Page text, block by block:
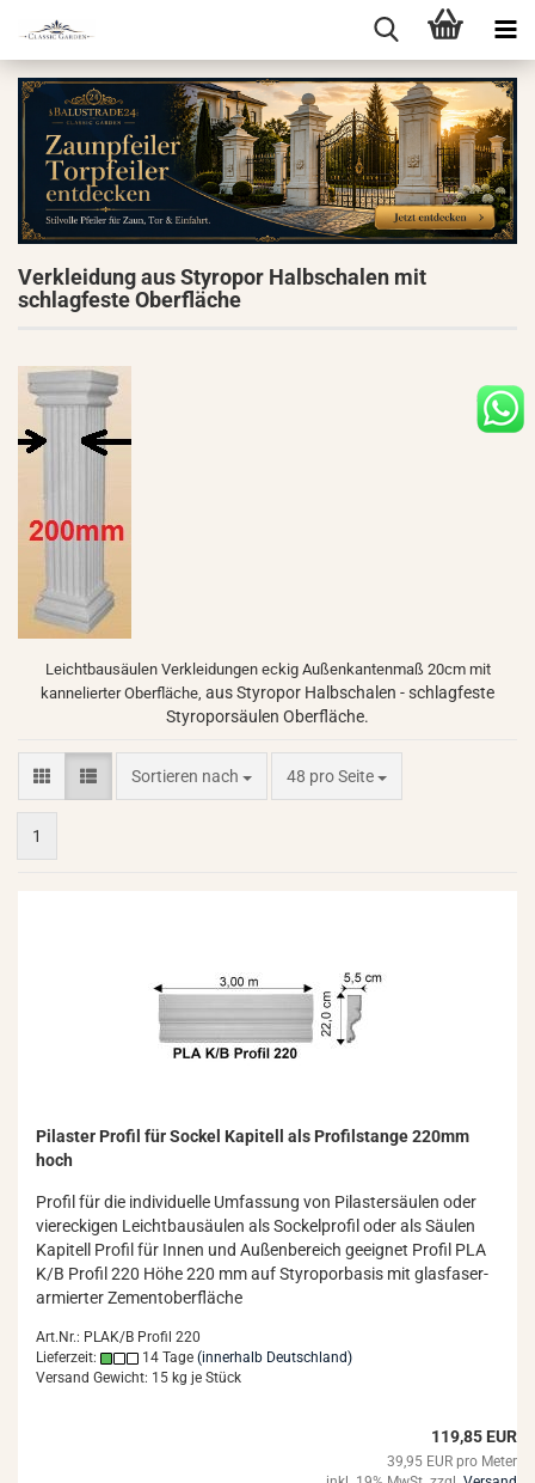
Verkleidung aus Styropor Halbschalen mit
schlagfeste Oberfläche
Leichtbausäulen Verkleidungen eckig Außenkantenmaß 20cm mit
kannelierter Oberfläche, aus Styropor Halbschalen - schlagfeste
Styroporsäulen Oberfläche.
Sortieren nach
Sortieren nach 48 pro Seite
pro Seite
1
Pi­las­ter Pro­fil für So­ckel Ka­pi­tell als Pro­fil­stan­ge 220mm
hoch
Pro­fil für die in­di­vi­du­el­le Um­fas­sung von Pi­las­ter­säu­len oder
vier­ecki­gen Leicht­bau­säu­len als So­ckel­pro­fil oder als Säu­len
Ka­pi­tell Pro­fil für Innen und Au­ßen­be­reich ge­eig­net Pro­fil PLA
K/B Pro­fil 220 Höhe 220 mm auf Sty­ro­por­ba­sis mit glas­fa­ser­
ar­mier­ter Ze­ment­ober­flä­che
Art.Nr.: PLAK/B Profil 220
Lieferzeit:
14 Tage (innerhalb Deutschland)
Versand Gewicht: 15 kg je Stück
119,85 EUR
39,95 EUR pro Meter